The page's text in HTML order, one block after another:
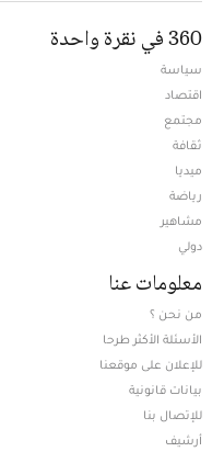
360 في نقرة واحدة
سياسة
اقتصاد
مجتمع
ثقافة
ميديا
رياضة
مشاهير
دولي
معلومات عنا
من نحن ؟
الأسئلة الأكثر طرحا
للإعلان على موقعنا
بيانات قانونية
للإتصال بنا
أرشيف